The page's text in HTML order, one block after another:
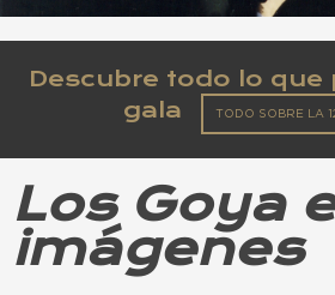
Descubre todo lo que
gala
TODO SOBRE LA
Los Goya
imágenes